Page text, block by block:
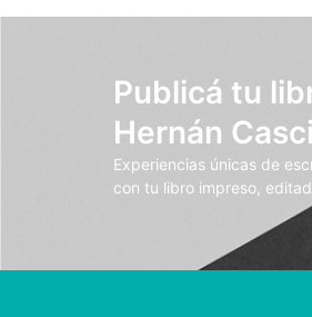
Publicá tu
Hernán
Experiencias únicas de
con tu libro impreso,